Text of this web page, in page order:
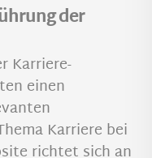
der
Karriere-
einen
Karriere bei